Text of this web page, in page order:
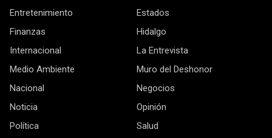
Entretenimiento
Estados
Finanzas
Hidalgo
Internacional
La Entrevista
Medio Ambiente
Muro del Deshonor
Nacional
Negocios
Noticia
Opinión
Política
Salud